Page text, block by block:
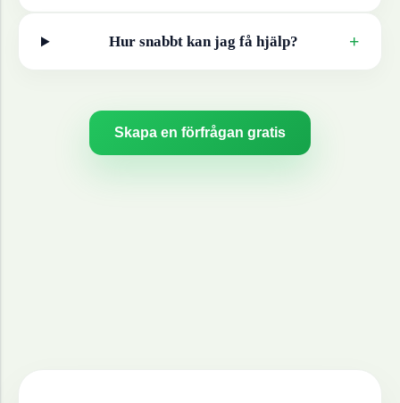
Hur snabbt kan jag få hjälp? +
Skapa en förfrågan gratis